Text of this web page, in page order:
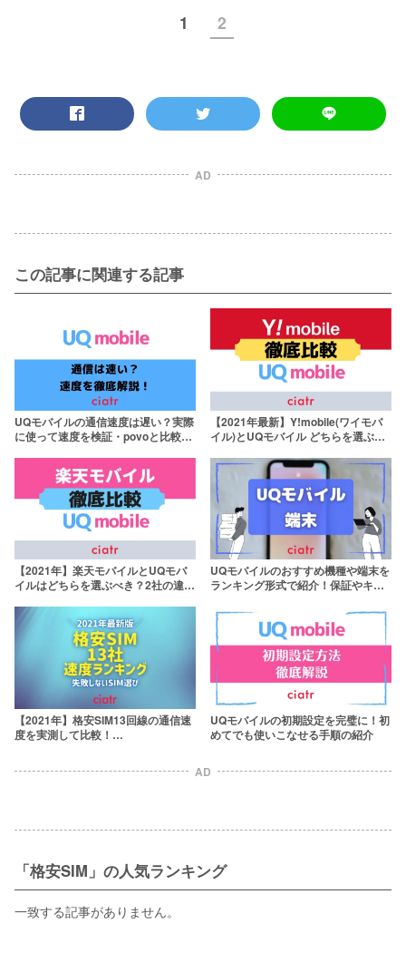
1 2
AD
この記事に関連する記事
UQモバイルの通信速度は遅い？実際
に使って速度を検証・povoと比較し
【2021年最新】Y!mobile(ワイモバ
イル)とUQモバイル どちらを選ぶべ
【2021年】楽天モバイルとUQモバ
イルはどちらを選ぶべき？2社の違い
UQモバイルのおすすめ機種や端末を
ランキング形式で紹介！保証やキャ
【2021年】格安SIM13回線の通信速
度を実測して比較！
UQモバイルの初期設定を完璧に！初
めてでも使いこなせる手順の紹介
AD
「格安SIM」の人気ランキング
一致する記事がありません。